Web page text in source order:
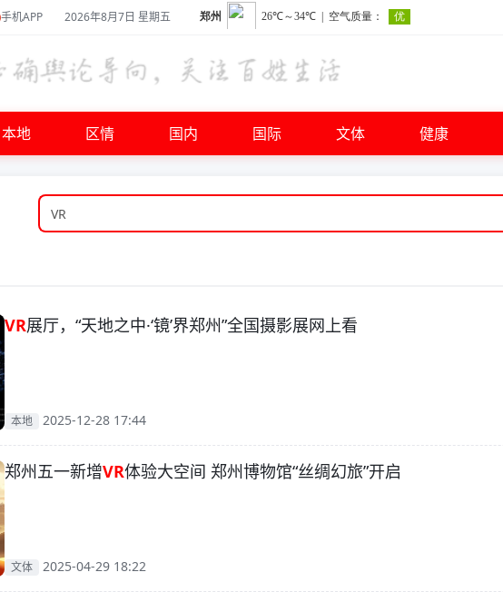
手机APP 2026年8月7日 星期五
本地 区情 国内 国际 文体 健康
VR展厅，“天地之中·‘镜’界郑州”全国摄影展网上看
本地 2025-12-28 17:44
郑州五一新增VR体验大空间 郑州博物馆“丝绸幻旅”开启
文体 2025-04-29 18:22